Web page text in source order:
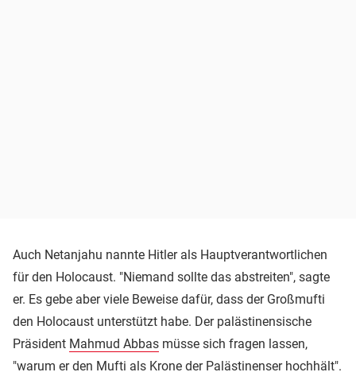
Auch Netanjahu nannte Hitler als Hauptverantwortlichen
für den Holocaust. "Niemand sollte das abstreiten", sagte
er. Es gebe aber viele Beweise dafür, dass der Großmufti
den Holocaust unterstützt habe. Der palästinensische
Präsident Mahmud Abbas müsse sich fragen lassen,
"warum er den Mufti als Krone der Palästinenser hochhält".